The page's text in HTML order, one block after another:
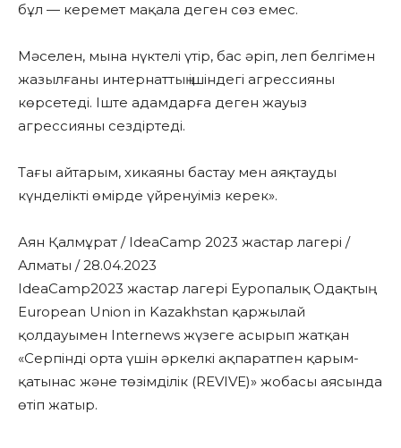
бұл — керемет мақала деген сөз емес.
Мәселен, мына нүктелі үтір, бас әріп, леп белгімен
жазылғаны интернаттың ішіндегі агрессияны
көрсетеді. Іште адамдарға деген жауыз
агрессияны сездіртеді.
Тағы айтарым, хикаяны бастау мен аяқтауды
күнделікті өмірде үйренуіміз керек».
Аян Қалмұрат / IdeaCamp 2023 жастар лагері /
Алматы / 28.04.2023
IdeaCamp2023 жастар лагері Еуропалық Одақтың
European Union in Kazakhstan қаржылай
қолдауымен Internews жүзеге асырып жатқан
«Серпінді орта үшін әркелкі ақпаратпен қарым-
қатынас және төзімділік (REVIVE)» жобасы аясында
өтіп жатыр.